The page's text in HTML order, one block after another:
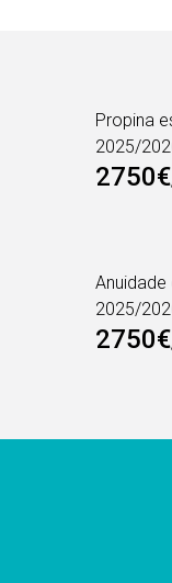
Propina
2025/
2025/